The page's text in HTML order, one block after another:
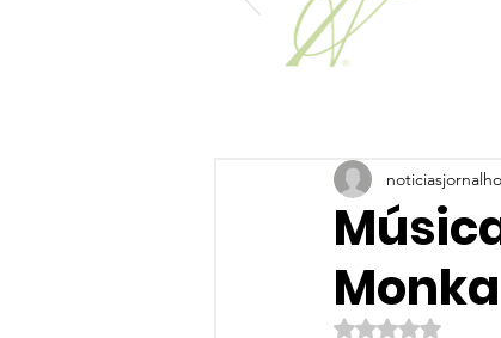
Avaliado com